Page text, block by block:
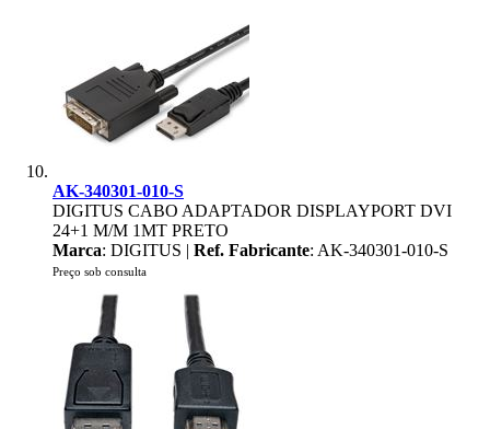
AK-340301-010-S
DIGITUS CABO ADAPTADOR DISPLAYPORT DVI
24+1 M/M 1MT PRETO
Marca: DIGITUS | Ref. Fabricante: AK-340301-010-S
Preço sob consulta